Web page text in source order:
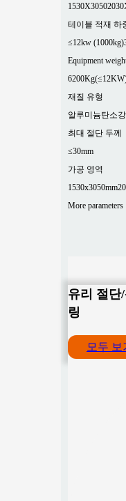
1530X3050
테이블 적재 하
≤12kw
Equipment
재질 유형
알루미늄탄소강
최대 절단 두께
≤30mm
가공 영역
1530x3050mm
More parameters
유리 절단
링
모두 보